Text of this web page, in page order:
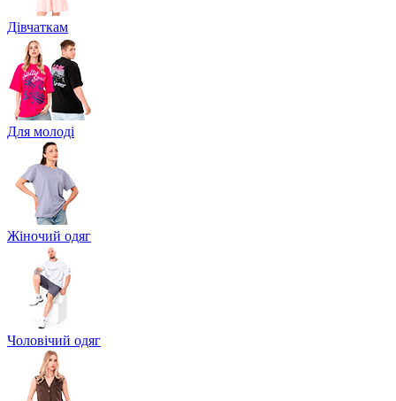
Дівчаткам
Для молоді
Жіночий одяг
Чоловічий одяг